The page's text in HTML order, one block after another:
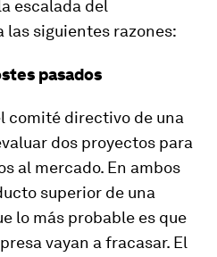
escalada del
las siguientes razones:
pasados
comité directivo de una
dos proyectos para
al mercado. En ambos
superior de una
lo más probable es que
vayan a fracasar. El